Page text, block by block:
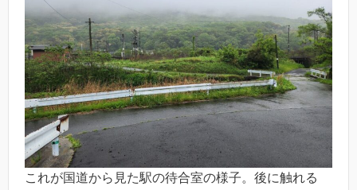
これが国道から見た駅の待合室の様子。後に触れる